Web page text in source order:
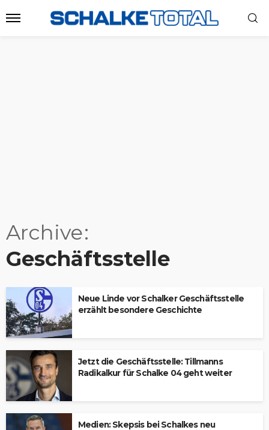
Archive
Geschäftsstelle
Neue Linde vor Schalker Geschäftsstelle
erzählt besondere Geschichte
Jetzt die Geschäftsstelle: Tillmanns
Radikalkur für Schalke 04 geht weiter
Medien: Skepsis bei Schalkes neu